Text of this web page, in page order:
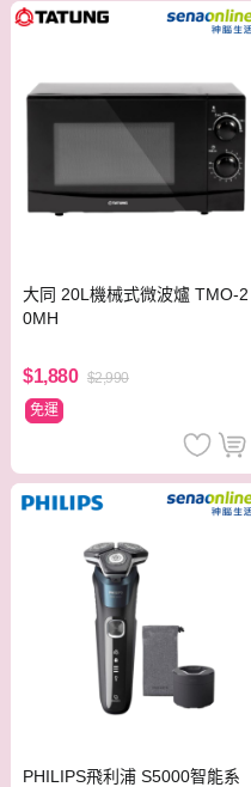
大同 20L機械式微波爐 TMO-2
0MH
$1,880 $2,990
免運
PHILIPS飛利浦 S5000智能系